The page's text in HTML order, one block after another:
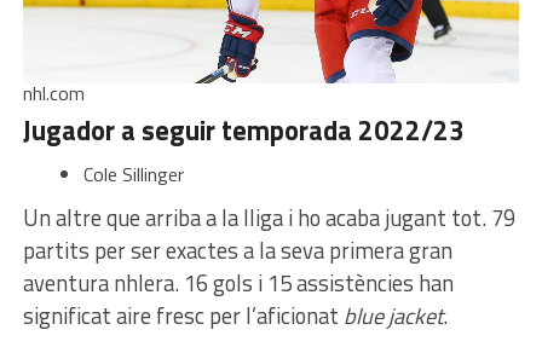
nhl.com
Jugador a seguir temporada 2022/23
Cole Sillinger
Un altre que arriba a la lliga i ho acaba jugant tot. 79
partits per ser exactes a la seva primera gran
aventura nhlera. 16 gols i 15 assistències han
significat aire fresc per l’aficionat blue jacket.